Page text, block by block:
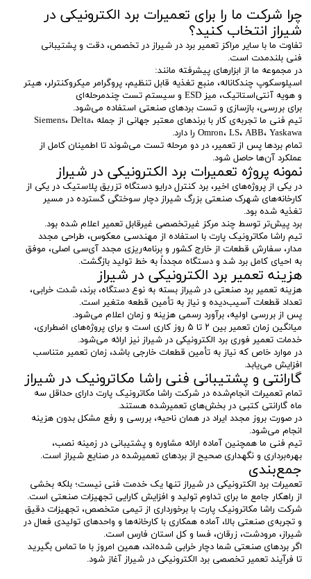
چرا شرکت ما را برای تعمیرات برد الکترونیکی در
شیراز انتخاب کنید؟
تفاوت ما با سایر مراکز تعمیر برد در شیراز در تخصص، دقت و پشتیبانی
فنی بلندمدت است.
در مجموعه ما از ابزارهای پیشرفته مانند:
اسیلوسکوپ چندکاناله، منبع تغذیه قابل تنظیم، پروگرامر میکروکنترلر، هیتر
و هویه آنتی‌استاتیک، میز ESD و سیستم تست چندمرحله‌ای
برای بررسی، بازسازی و تست بردهای صنعتی استفاده می‌شود.
تیم فنی ما تجربه‌ی کار با برندهای معتبر جهانی از جمله Siemens، Delta،
Omron، LS، ABB، Yaskawa را دارد.
تمام بردها پس از تعمیر، در دو مرحله تست می‌شوند تا اطمینان کامل از
عملکرد آن‌ها حاصل شود.
نمونه پروژه تعمیرات برد الکترونیکی در شیراز
در یکی از پروژه‌های اخیر، برد کنترل درایو دستگاه تزریق پلاستیک در یکی از
کارخانه‌های شهرک صنعتی بزرگ شیراز دچار سوختگی گسترده در مسیر
تغذیه شده بود.
برد پیش‌تر توسط چند مرکز غیرتخصصی غیرقابل تعمیر اعلام شده بود.
تیم راشا مکاترونیک پارت با استفاده از مهندسی معکوس، طراحی مجدد
مدار، سفارش قطعات از خارج کشور و برنامه‌ریزی مجدد آی‌سی اصلی، موفق
به احیای کامل برد شد و دستگاه مجدداً به خط تولید بازگشت.
هزینه تعمیر برد الکترونیکی در شیراز
هزینه تعمیر برد صنعتی در شیراز بسته به نوع دستگاه، برند، شدت خرابی،
تعداد قطعات آسیب‌دیده و نیاز به تأمین قطعه متغیر است.
پس از بررسی اولیه، برآورد رسمی هزینه و زمان اعلام می‌شود.
میانگین زمان تعمیر بین ۲ تا ۵ روز کاری است و برای پروژه‌های اضطراری،
خدمات تعمیر فوری برد الکترونیکی در شیراز نیز ارائه می‌شود.
در موارد خاص که نیاز به تأمین قطعات خارجی باشد، زمان تعمیر متناسب
افزایش می‌یابد.
گارانتی و پشتیبانی فنی راشا مکاترونیک در شیراز
تمام تعمیرات انجام‌شده در شرکت راشا مکاترونیک پارت دارای حداقل سه
ماه گارانتی کتبی در بخش‌های تعمیرشده هستند.
در صورت بروز مجدد ایراد در همان ناحیه، بررسی و رفع مشکل بدون هزینه
انجام می‌شود.
تیم فنی ما همچنین آماده ارائه مشاوره و پشتیبانی در زمینه نصب،
بهره‌برداری و نگهداری صحیح از بردهای تعمیرشده در صنایع شیراز است.
جمع‌بندی
تعمیرات برد الکترونیکی در شیراز تنها یک خدمت فنی نیست؛ بلکه بخشی
از راهکار جامع ما برای تداوم تولید و افزایش کارایی تجهیزات صنعتی است.
شرکت راشا مکاترونیک پارت با برخورداری از تیمی متخصص، تجهیزات دقیق
و تجربه‌ی صنعتی بالا، آماده همکاری با کارخانه‌ها و واحدهای تولیدی فعال در
شیراز، مرودشت، زرقان، فسا و کل استان فارس است.
اگر بردهای صنعتی شما دچار خرابی شده‌اند، همین امروز با ما تماس بگیرید
تا فرآیند تعمیر تخصصی برد الکترونیکی در شیراز آغاز شود.